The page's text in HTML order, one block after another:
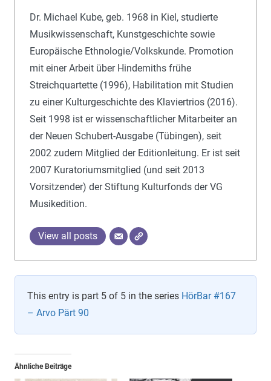
Dr. Michael Kube, geb. 1968 in Kiel, studierte
Musikwissenschaft, Kunstgeschichte sowie
Europäische Ethnologie/Volkskunde. Promotion
mit einer Arbeit über Hindemiths frühe
Streichquartette (1996), Habilitation mit Studien
zu einer Kulturgeschichte des Klaviertrios (2016).
Seit 1998 ist er wissenschaftlicher Mitarbeiter an
der Neuen Schubert-Ausgabe (Tübingen), seit
2002 zudem Mitglied der Editionleitung. Er ist seit
2007 Kuratoriumsmitglied (und seit 2013
Vorsitzender) der Stiftung Kulturfonds der VG
Musikedition.
View all posts
This entry is part 5 of 5 in the series HörBar #167
– Arvo Pärt 90
Ähnliche Beiträge